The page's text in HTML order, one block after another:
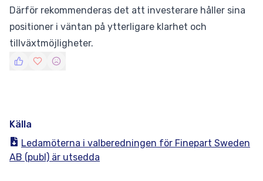
Därför rekommenderas det att investerare håller sina
positioner i väntan på ytterligare klarhet och
tillväxtmöjligheter.
Källa
Ledamöterna i valberedningen för Finepart Sweden
AB (publ) är utsedda